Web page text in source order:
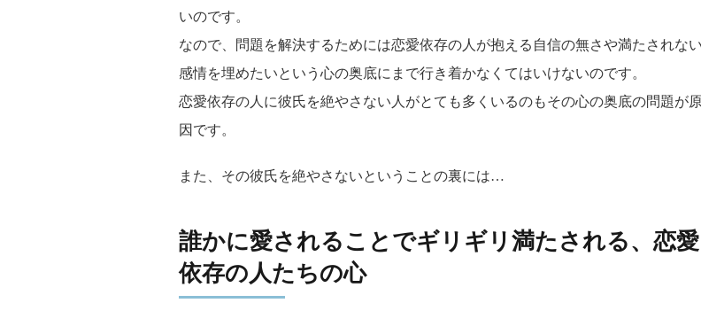
いのです。
なので、問題を解決するためには恋愛依存の人が抱える自信の無さや満たされない
感情を埋めたいという心の奥底にまで行き着かなくてはいけないのです。
恋愛依存の人に彼氏を絶やさない人がとても多くいるのもその心の奥底の問題が
因です。
また、その彼氏を絶やさないということの裏には…
誰かに愛されることでギリギリ満たされる、恋愛
依存の人たちの心